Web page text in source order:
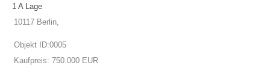
1 A Lage
10117 Berlin,
Objekt ID:0005
Kaufpreis: 750.000 EUR